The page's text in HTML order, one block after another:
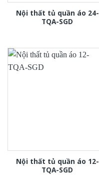
Nội thất tủ quần áo 24-
TQA-SGD
Nội thất tủ quần áo 12-
TQA-SGD